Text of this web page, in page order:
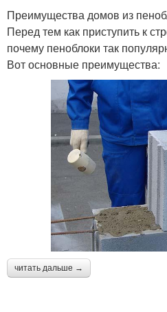
Преимущества домов из
Перед тем как приступить к
почему пеноблоки так
Вот основные преимущества:
читать дальше →